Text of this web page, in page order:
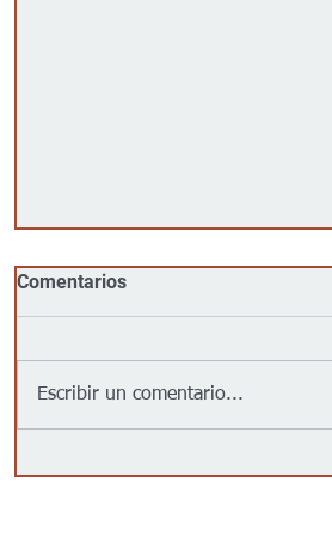
Comentarios
Escribir un comentario...